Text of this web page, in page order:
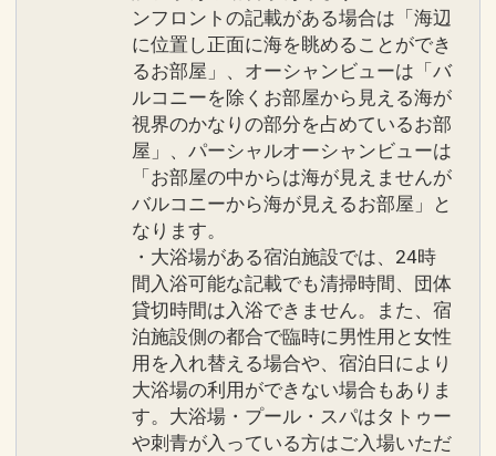
■「ファインダイニング」ディナータイ
ムの服装に関するご協力・お願い■
※「ファインダイニング」のディナータ
イムは華やかな服装でお越しください。
詳しくは公式HPをご覧ください。
■駐車場料金のご案内
有料 1台につき1泊 ￥2、000（税込み）
設定期間：2022年7月4日～2027年7月
インターネットコース番号：DP-2-
200000017447
ンフロントの記載がある場合は「海辺
に位置し正面に海を眺めることができ
るお部屋」、オーシャンビューは「バ
ルコニーを除くお部屋から見える海が
視界のかなりの部分を占めているお部
屋」、パーシャルオーシャンビューは
「お部屋の中からは海が見えませんが
バルコニーから海が見えるお部屋」と
なります。
・大浴場がある宿泊施設では、24時
間入浴可能な記載でも清掃時間、団体
貸切時間は入浴できません。また、宿
泊施設側の都合で臨時に男性用と女性
用を入れ替える場合や、宿泊日により
大浴場の利用ができない場合もありま
す。大浴場・プール・スパはタトゥー
や刺青が入っている方はご入場いただ